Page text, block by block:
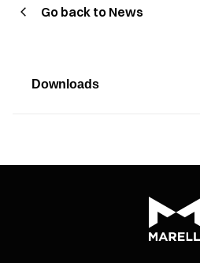
Go back to News
Downloads